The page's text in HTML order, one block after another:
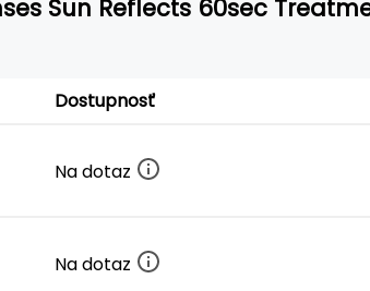
Sun Reflects 60sec
Dostupnosť
Na dotaz
Na dotaz